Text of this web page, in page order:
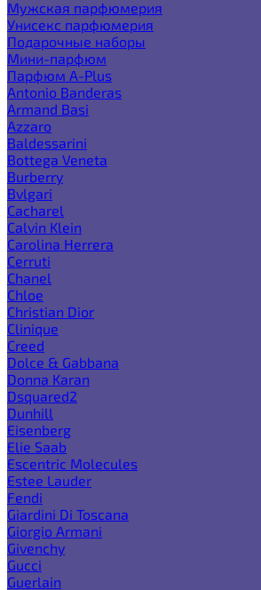
Мужская парфюмерия
Унисекс парфюмерия
Подарочные наборы
Мини-парфюм
Парфюм A-Plus
Antonio Banderas
Armand Basi
Azzaro
Baldessarini
Bottega Veneta
Burberry
Bvlgari
Cacharel
Calvin Klein
Carolina Herrera
Cerruti
Chanel
Chloe
Christian Dior
Clinique
Creed
Dolce & Gabbana
Donna Karan
Dsquared2
Dunhill
Eisenberg
Elie Saab
Escentric Molecules
Estee Lauder
Fendi
Giardini Di Toscana
Giorgio Armani
Givenchy
Gucci
Guerlain